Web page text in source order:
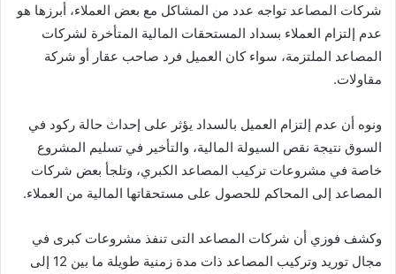
شركات المصاعد تواجه عدد من المشاكل مع بعض العملاء، أبرزها هو
عدم إلتزام العملاء بسداد المستحقات المالية المتأخرة لشركات
المصاعد الملتزمة، سواء كان العميل فرد صاحب عقار أو شركة
مقاولات.
ونوه أن عدم إلتزام العميل بالسداد يؤثر على إحداث حالة ركود في
السوق نتيجة نقص السيولة المالية، والتأخير في تسليم المشروع
خاصة في مشروعات تركيب المصاعد الكبري، وتلجأ بعض شركات
المصاعد إلى المحاكم للحصول على مستحقاتها المالية من العملاء.
وكشف فوزي أن شركات المصاعد التى تنفذ مشروعات كبرى في
مجال توريد وتركيب المصاعد ذات مدة زمنية طويلة ما بين 12 إلى